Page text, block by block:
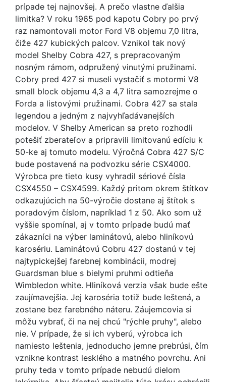
prípade tej najnovšej. A prečo vlastne ďalšia
limitka? V roku 1965 pod kapotu Cobry po prvý
raz namontovali motor Ford V8 objemu 7,0 litra,
čiže 427 kubických palcov. Vznikol tak nový
model Shelby Cobra 427, s prepracovaným
nosným rámom, odpružený vinutými pružinami.
Cobry pred 427 si museli vystačiť s motormi V8
small block objemu 4,3 a 4,7 litra samozrejme o
Forda a listovými pružinami. Cobra 427 sa stala
legendou a jedným z najvyhľadávanejších
modelov. V Shelby American sa preto rozhodli
potešiť zberateľov a pripravili limitovanú edíciu k
50-ke aj tomuto modelu. Výročná Cobra 427 S/C
bude postavená na podvozku série CSX4000.
Výrobca pre tieto kusy vyhradil sériové čísla
CSX4550 – CSX4599. Každý pritom okrem štítkov
odkazujúcich na 50-výročie dostane aj štítok s
poradovým číslom, napríklad 1 z 50. Ako som už
vyššie spomínal, aj v tomto prípade budú mať
zákazníci na výber laminátovú, alebo hliníkovú
karosériu. Laminátovú Cobru 427 dostanú v tej
najtypickejšej farebnej kombinácii, modrej
Guardsman blue s bielymi pruhmi odtieňa
Wimbledon white. Hliníková verzia však bude ešte
zaujímavejšia. Jej karoséria totiž bude leštená, a
zostane bez farebného náteru. Záujemcovia si
môžu vybrať, či na nej chcú "rýchle pruhy", alebo
nie. V prípade, že si ich vyberú, výrobca ich
namiesto leštenia, jednoducho jemne prebrúsi, čím
vznikne kontrast lesklého a matného povrchu. Ani
pruhy teda v tomto prípade nebudú dielom